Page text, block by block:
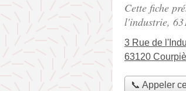
Cette fiche
l'industrie,
3 Rue de
63120
📞 Appeler